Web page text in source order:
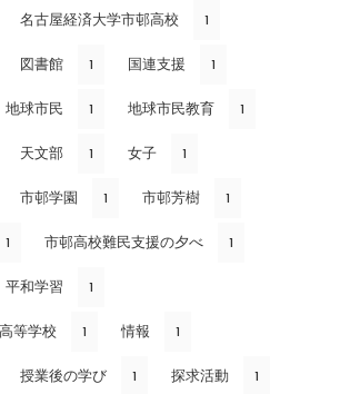
名古屋経済大学市邨高校 1
図書館 1 国連支援 1
地球市民 1 地球市民教育 1
天文部 1 女子 1
市邨学園 1 市邨芳樹 1
1 市邨高校難民支援の夕べ 1
平和学習 1
等学校 1 情報 1
授業後の学び 1 探求活動 1